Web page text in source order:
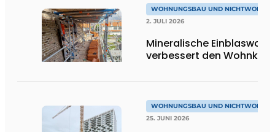
WOHNUNGSBAU UND
2. JULI 2026
Mineralische Einblaswolle
verbessert den
WOHNUNGSBAU UND
25. JUNI 2026